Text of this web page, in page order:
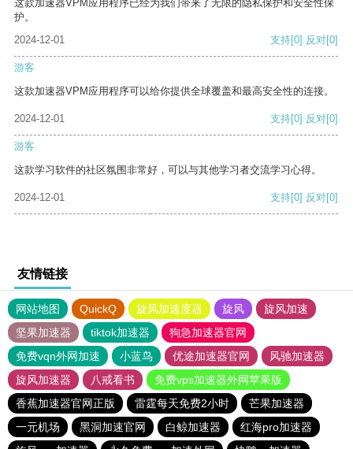
这款加速器VPM应用程序已经为我们带来了无限的隐私保护和安全性保
护。
2024-12-01
支持[0] 反对[0]
游客
这款加速器VPM应用程序可以给你提供全球覆盖和最高安全性的连接。
2024-12-01 支持[0] 反对[0]
游客
这款学习软件的社区氛围非常好，可以与其他学习者交流学习心得。
2024-12-01 支持[0] 反对[0]
友情链接
网站地图 QuickQ 旋风加速度器 旋风
旋风加速
坚果加速器
tiktok加速器
狗急加速器官网
免费vqn外网加速
小蓝鸟 优途加速器官网
风驰加速器
旋风加速器
八戒看书
免费vps加速器外网苹果版
香蕉加速器官网正版
雷霆每天免费2小时
芒果加速器
一元机场
黑洞加速官网 白鲸加速器
红海pro加速器